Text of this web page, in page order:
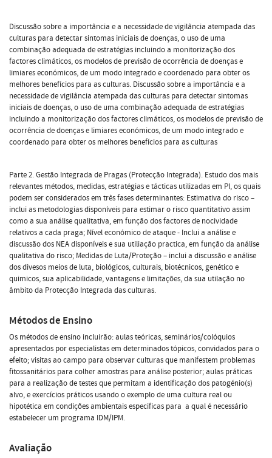
Discussão sobre a importância e a necessidade de vigilância atempada das
culturas para detectar sintomas iniciais de doenças, o uso de uma
combinação adequada de estratégias incluindo a monitorização dos
factores climáticos, os modelos de previsão de ocorrência de doenças e
limiares económicos, de um modo integrado e coordenado para obter os
melhores benefícios para as culturas. Discussão sobre a importância e a
necessidade de vigilância atempada das culturas para detectar sintomas
iniciais de doenças, o uso de uma combinação adequada de estratégias
incluindo a monitorização dos factores climáticos, os modelos de previsão de
ocorrência de doenças e limiares económicos, de um modo integrado e
coordenado para obter os melhores benefícios para as culturas
Parte 2. Gestão Integrada de Pragas (Protecção Integrada). Estudo dos mais
relevantes métodos, medidas, estratégias e tácticas utilizadas em PI, os quais
podem ser considerados em três fases determinantes: Estimativa do risco –
inclui as metodologias disponíveis para estimar o risco quantitativo assim
como a sua análise qualitativa, em função dos factores de nocividade
relativos a cada praga; Nível económico de ataque - Inclui a análise e
discussão dos NEA disponíveis e sua utiliação practica, em função da análise
qualitativa do risco; Medidas de Luta/Proteção – inclui a discussão e análise
dos divesos meios de luta, biológicos, culturais, biotécnicos, genético e
quimicos, sua aplicabilidade, vantagens e limitações, da sua utilação no
âmbito da Protecção Integrada das culturas.
Métodos de Ensino
Os métodos de ensino incluirão: aulas teóricas, seminários/colóquios
apresentados por especialistas em determinados tópicos, convidados para o
efeito; visitas ao campo para observar culturas que manifestem problemas
fitossanitários para colher amostras para análise posterior; aulas práticas
para a realização de testes que permitam a identificação dos patogénio(s)
alvo, e exercícios práticos usando o exemplo de uma cultura real ou
hipotética em condições ambientais especificas para a qual é necessário
estabelecer um programa IDM/IPM.
Avaliação